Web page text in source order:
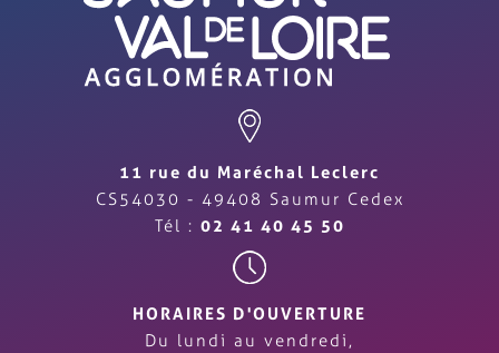
11 rue du Maréchal Leclerc
CS54030 - 49408 Saumur Cedex
Tél : 02 41 40 45 50
HORAIRES D'OUVERTURE
Du lundi au vendredi,